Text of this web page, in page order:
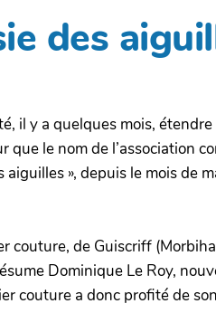
des
il y a quelques mois,
le nom de l’association
», depuis le mois de
couture, de Guiscriff
Dominique Le Roy,
couture a donc profité de